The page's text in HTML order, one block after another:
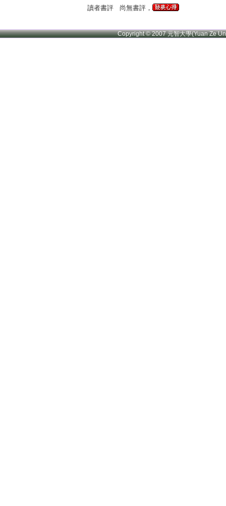
讀者書評 尚無書評，
Copyright © 2007 元智大學(Yuan Ze